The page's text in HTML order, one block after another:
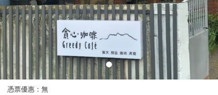
朱
銘
美
術
館憑票優惠：無